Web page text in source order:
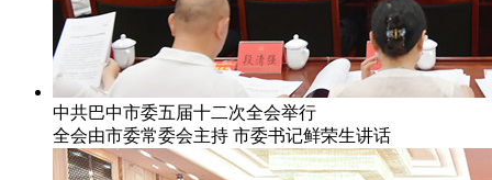
中共巴中市委五届十二次全会举行
全会由市委常委会主持 市委书记鲜荣生讲话